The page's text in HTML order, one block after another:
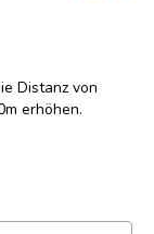
Distanz von
erhöhen.